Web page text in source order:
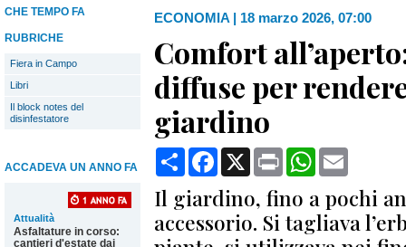
CHE TEMPO FA
RUBRICHE
Fiera in Campo
Libri
Il block notes del
disinfestatore
ACCADEVA UN ANNO FA
Attualità
Asfaltature in corso:
cantieri d'estate dai
ECONOMIA | 18 marzo 2026, 07:00
Comfort
diffuse per
giardino
CondividiFacebook
X Print WhatsApp
Il giardino, fino a pochi
accessorio. Si tagliava